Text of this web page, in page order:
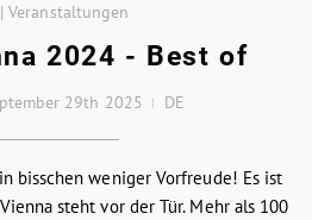
Veranstaltungen
2024 - Best of
29th 2025 DE
bisschen weniger Vorfreude! Es ist
steht vor der Tür. Mehr als 100